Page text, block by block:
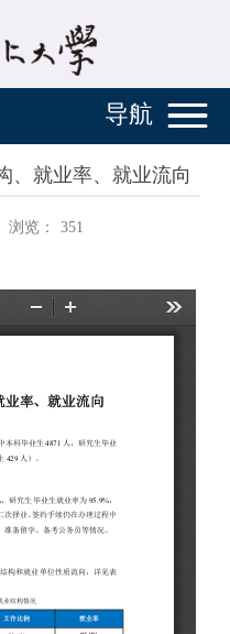
导航
、就业率、就业流向
浏览： 351